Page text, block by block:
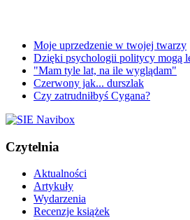
Moje uprzedzenie w twojej twarzy
Dzięki psychologii politycy mogą
"Mam tyle lat, na ile wyglądam"
Czerwony jak... durszlak
Czy zatrudniłbyś Cygana?
Czytelnia
Aktualności
Artykuły
Wydarzenia
Recenzje książek